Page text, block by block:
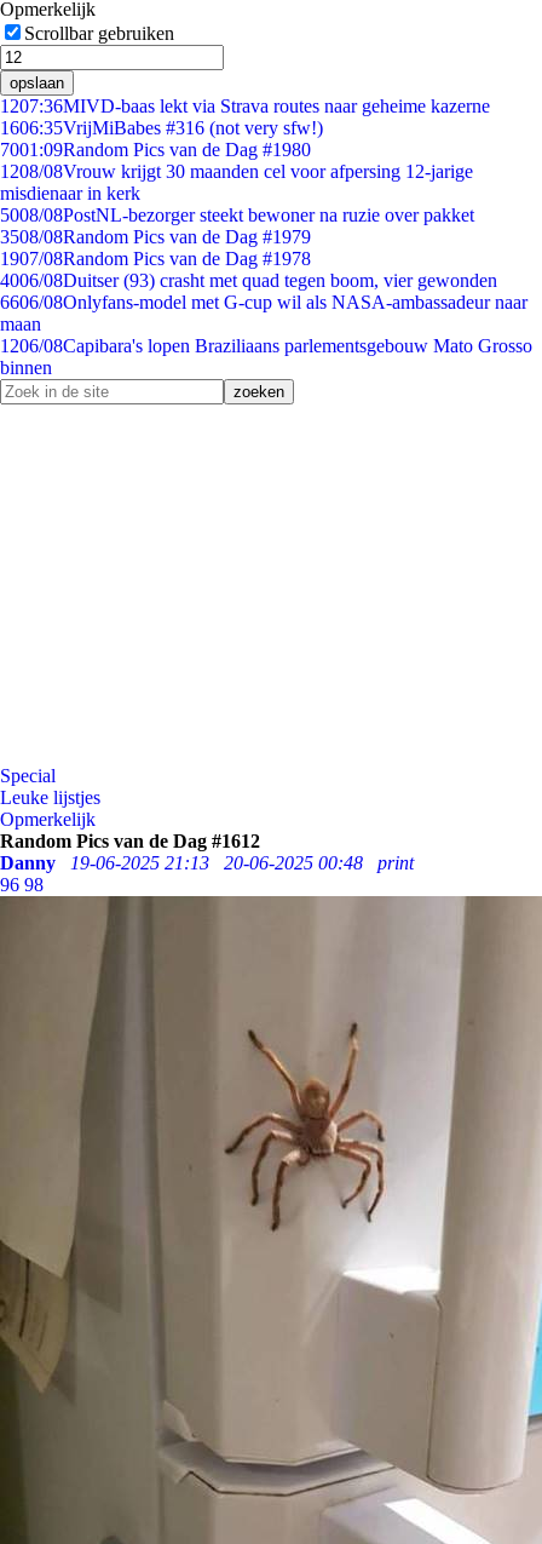
Opmerkelijk
Scrollbar gebruiken
opslaan
1207:36MIVD-baas lekt via Strava routes naar geheime kazerne
1606:35VrijMiBabes #316 (not very sfw!)
7001:09Random Pics van de Dag #1980
1208/08Vrouw krijgt 30 maanden cel voor afpersing 12-jarige
misdienaar in kerk
5008/08PostNL-bezorger steekt bewoner na ruzie over pakket
3508/08Random Pics van de Dag #1979
1907/08Random Pics van de Dag #1978
4006/08Duitser (93) crasht met quad tegen boom, vier gewonden
6606/08Onlyfans-model met G-cup wil als NASA-ambassadeur naar
maan
1206/08Capibara's lopen Braziliaans parlementsgebouw Mato Grosso
binnen
Special
Leuke lijstjes
Opmerkelijk
Random Pics van de Dag #1612
Danny
19-06-2025 21:13 20-06-2025 00:48
print
96 98